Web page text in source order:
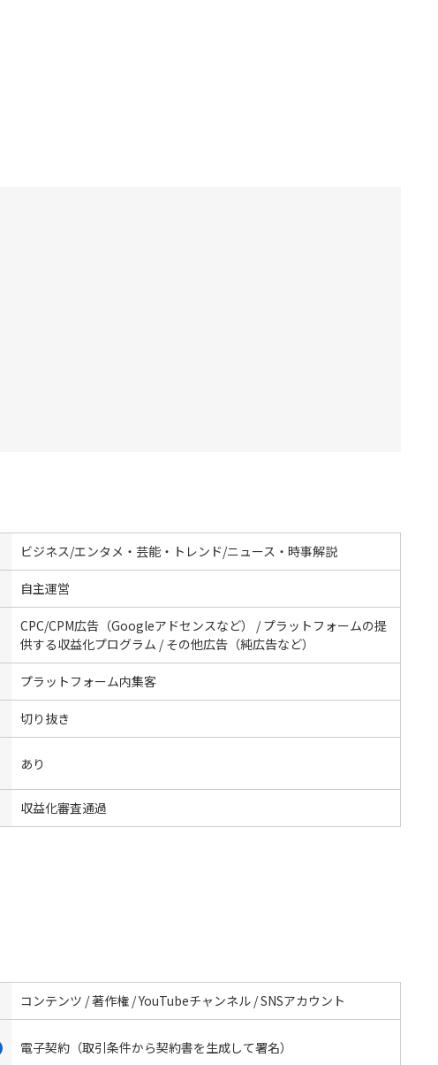
ビジネス/エンタメ・芸能・トレンド/ニュース・時事解説
自主運営
CPC/CPM広告（Googleアドセンスなど） / プラットフォームの提
供する収益化プログラム / その他広告（純広告など）
プラットフォーム内集客
切り抜き
あり
収益化審査通過
コンテンツ / 著作権 / YouTubeチャンネル / SNSアカウント
電子契約（取引条件から契約書を生成して署名）